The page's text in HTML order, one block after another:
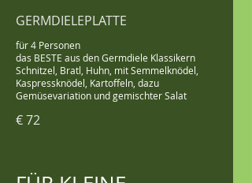
GERMDIELEPLATTE
für 4 Personen
das BESTE aus den Germdiele Klassikern
Schnitzel, Bratl, Huhn, mit Semmelknödel,
Kaspressknödel, Kartoffeln, dazu
Gemüsevariation und gemischter Salat
€ 72